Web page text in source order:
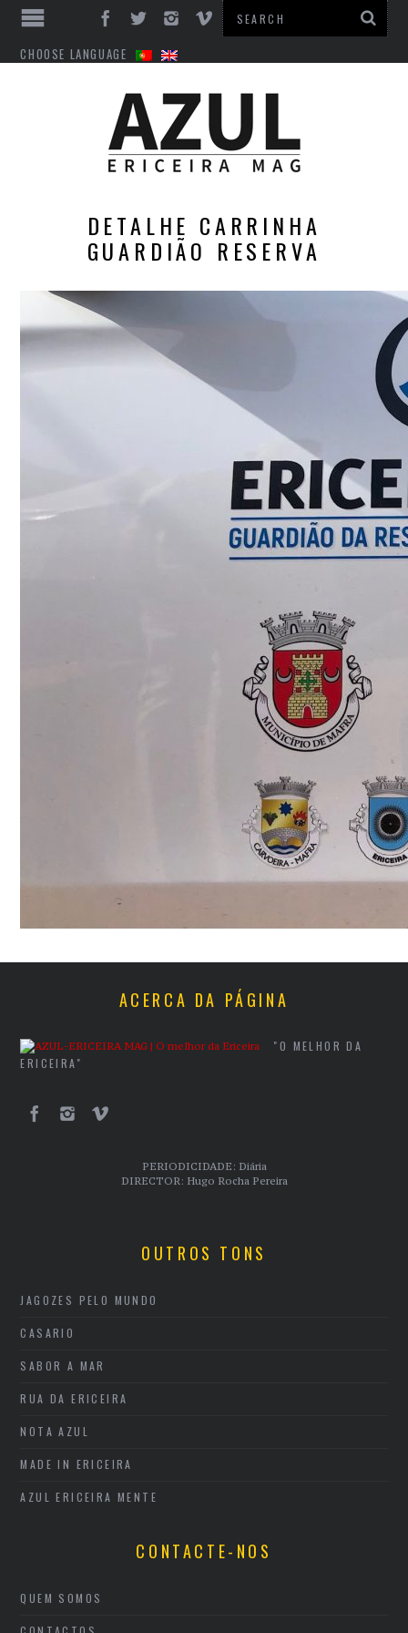
CHOOSE LANGUAGE
DETALHE CARRINHA
GUARDIÃO RESERVA
ACERCA DA PÁGINA
"O MELHOR DA
ERICEIRA"
PERIODICIDADE: Diária
DIRECTOR: Hugo Rocha Pereira
OUTROS TONS
JAGOZES PELO MUNDO
CASARIO
SABOR A MAR
RUA DA ERICEIRA
NOTA AZUL
MADE IN ERICEIRA
AZUL ERICEIRA MENTE
CONTACTE-NOS
QUEM SOMOS